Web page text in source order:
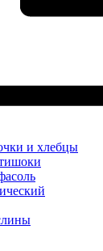
и хлебцы